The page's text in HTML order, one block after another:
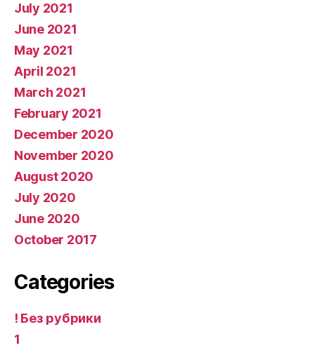
July 2021
June 2021
May 2021
April 2021
March 2021
February 2021
December 2020
November 2020
August 2020
July 2020
June 2020
October 2017
Categories
! Без рубрики
1